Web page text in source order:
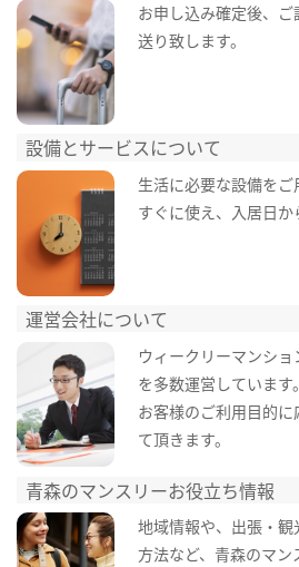
お申し込み確定後、
送り致します。
設備とサービスについて
生活に必要な設備を
すぐに使え、入居日か
運営会社について
ウィークリーマンシ
を多数運営しています。
お客様のご利用目的
て頂きます。
青森のマンスリーお役立ち情報
地域情報や、出張・
方法など、青森のマ